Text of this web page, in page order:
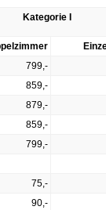
Kategorie I
799,-
859,-
879,-
859,-
799,-
75,-
90,-